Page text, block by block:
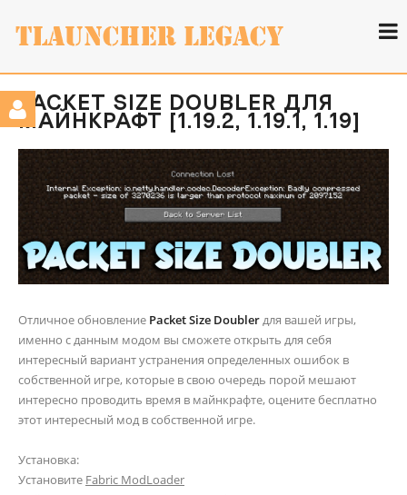
PACKET SIZE DOUBLER ДЛЯ
МАЙНКРАФТ [1.19.2, 1.19.1, 1.19]
Отличное обновление Packet Size Doublerдля вашей игры,
именно с данным модом вы сможете открыть для себя
интересный вариант устранения определенных ошибок в
собственной игре, которые в свою очередь порой мешают
интересно проводить время в майнкрафте, оцените бесплатно
этот интересный мод в собственной игре.
Установка:
Установите Fabric ModLoader